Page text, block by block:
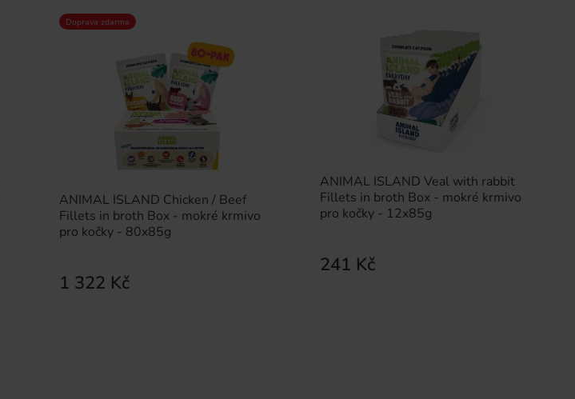
ANIMAL ISLAND Chicken / Beef
Fillets in broth Box - mokré krmivo
pro kočky - 80x85g
1 322 Kč
Doprava zdarma
ANIMAL ISLAND Veal with rabbit
Fillets in broth Box - mokré krmivo
pro kočky - 12x85g
241 Kč